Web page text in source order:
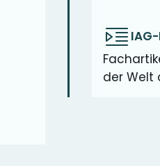
der Welt